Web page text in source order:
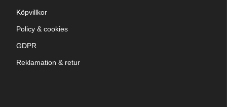
Köpvillkor
Policy & cookies
GDPR
Reklamation & retur